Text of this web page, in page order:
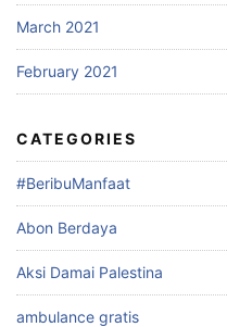
March 2021
February 2021
CATEGORIES
#BeribuManfaat
Abon Berdaya
Aksi Damai Palestina
ambulance gratis